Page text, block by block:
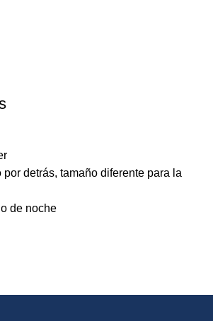
por detrás, tamaño diferente para la
de noche